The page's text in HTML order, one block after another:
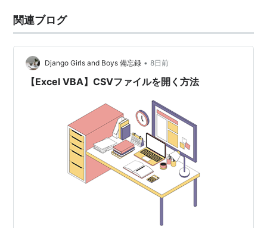
は "Character-Separated Values" の略である。
バージョン管理システムのCVSと間違いやすい。
関連ブログ
Django Girls and Boys 備忘録 • 8日前
【Excel VBA】CSVファイルを開く方法